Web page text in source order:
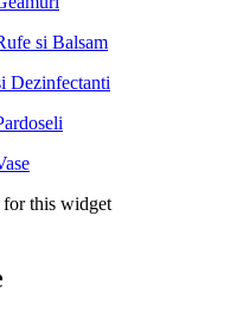
si Balsam
Dezinfectanti
for this widget